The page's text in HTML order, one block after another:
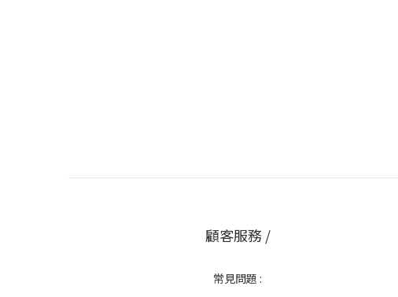
顧客服務 /
常見問題 :